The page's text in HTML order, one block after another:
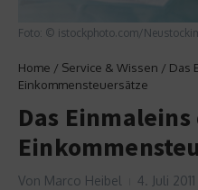
Foto: © istockphoto.com/
Home / Service & Wissen / Das
Einkommensteuersätze
Das
Von Marco Heibel 4. Juli 2011